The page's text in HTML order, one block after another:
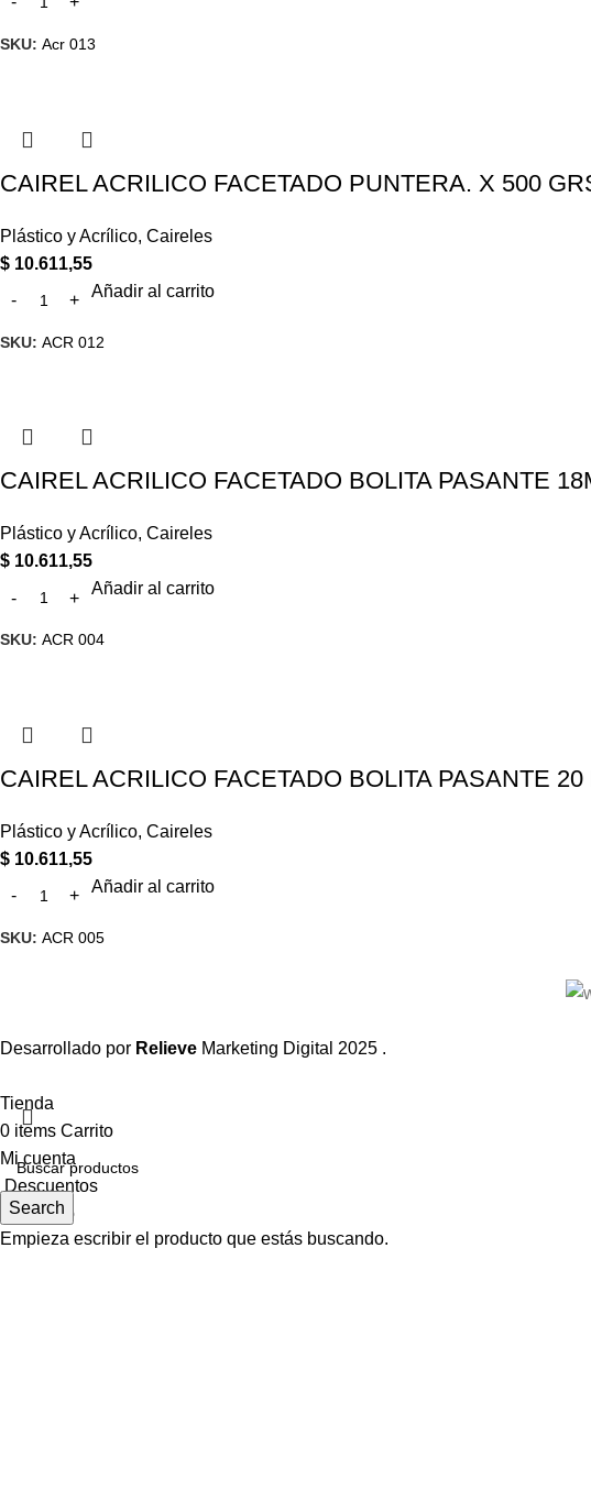
SKU: Acr 013
CAIREL ACRILICO FACETADO PUNTERA. X 500
Plástico y Acrílico, Caireles
$ 10.611,55
Añadir al carrito
SKU: ACR 012
CAIREL ACRILICO FACETADO BOLITA PASANTE
Plástico y Acrílico, Caireles
$ 10.611,55
Añadir al carrito
SKU: ACR 004
CAIREL ACRILICO FACETADO BOLITA PASANTE
Plástico y Acrílico, Caireles
$ 10.611,55
Añadir al carrito
SKU: ACR 005
Desarrollado por Relieve Marketing Digital 2025 .
Search
Empieza escribir el producto que estás buscando.
Tienda
0 items Carrito
Mi cuenta
Descuentos
Contacto